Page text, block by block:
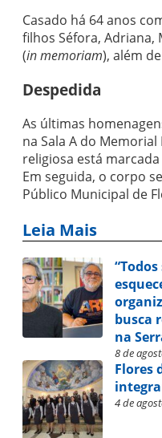
Casado há 64 anos
filhos Séfora, Adriana,
(in memoriam), além
Despedida
As últimas
na Sala A do
religiosa está
Em seguida, o corpo
Público Municipal de
Leia Mais
busca
na
8 de
Flores
4 de